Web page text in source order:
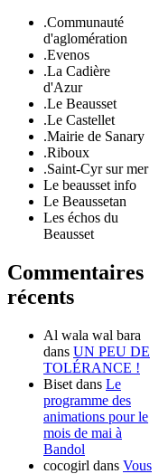
.Communauté
d'aglomération
.Evenos
.La Cadière
d'Azur
.Le Beausset
.Le Castellet
.Mairie de Sanary
.Riboux
.Saint-Cyr sur mer
Le beausset info
Le Beaussetan
Les échos du
Beausset
Commentaires
récents
Al wala wal bara
dans UN PEU DE
TOLÉRANCE !
Biset dans Le
programme des
animations pour le
mois de mai à
Bandol
cocogirl dans Vous